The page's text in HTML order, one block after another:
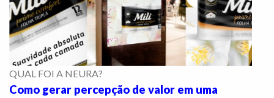
QUAL FOI A NEURA?
Como gerar percepção de valor em uma